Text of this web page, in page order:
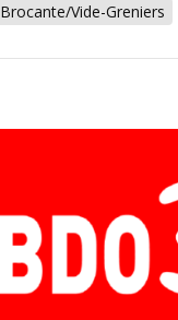
Brocante/Vide-Greniers